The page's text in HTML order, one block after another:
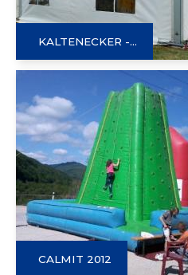
KALTENECKER -...
CALMIT 2012